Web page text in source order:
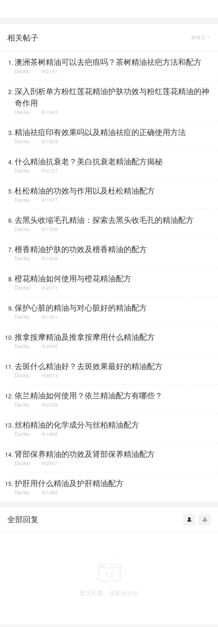
相关帖子 标签云
澳洲茶树精油可以去疤痕吗？茶树精油祛疤方法和配方
Dankiu 2181
深入剖析单方粉红莲花精油护肤功效与粉红莲花精油的神
奇作用
Dankiu 1942
精油祛痘印有效果吗以及精油祛痘的正确使用方法
Dankiu 1929
什么精油抗衰老？美白抗衰老精油配方揭秘
Dankiu 2157
杜松精油的功效与作用以及杜松精油配方
Dankiu 1977
去黑头收缩毛孔精油：探索去黑头收毛孔的精油配方
Dankiu 1508
檀香精油护肤的功效及檀香精油的配方
Dankiu 1948
橙花精油如何使用与橙花精油配方
Dankiu 2311
保护心脏的精油与对心脏好的精油配方
Dankiu 1901
推拿按摩精油及推拿按摩用什么精油配方
Dankiu 2442
去斑什么精油好？去斑效果最好的精油配方
Dankiu 8673
依兰精油如何使用？依兰精油配方有哪些？
Dankiu 2336
丝柏精油的化学成分与丝柏精油配方
Dankiu 1866
肾部保养精油的功效及肾部保养精油配方
Dankiu 2557
护肝用什么精油及护肝精油配方
Dankiu 1985
全部回复
暂无回复，快来抢沙发